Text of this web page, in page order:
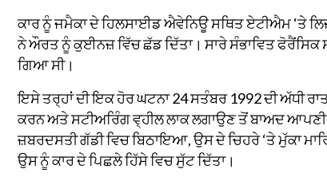
ਕਾਰ ਨੂੰ ਜਮੈਕਾ ਦੇ ਹਿਲਸਾਈਡ ਐਵੇਨਿਊ ਸਥਿਤ ਏਟੀਐਮ ‘ਤੇ
ਨੇ ਔਰਤ ਨੂੰ ਕੁਈਨਜ਼ ਵਿੱਚ ਛੱਡ ਦਿੱਤਾ। ਸਾਰੇ ਸੰਭਾਵਿਤ
ਗਿਆ ਸੀ।
ਇਸੇ ਤਰ੍ਹਾਂ ਦੀ ਇਕ ਹੋਰ ਘਟਨਾ 24 ਸਤੰਬਰ 1992 ਦੀ ਅੱਧੀ
ਕਰਨ ਅਤੇ ਸਟੀਅਰਿੰਗ ਵ੍ਹੀਲ ਲਾਕ ਲਗਾਉਣ ਤੋਂ ਬਾਅਦ
ਜ਼ਬਰਦਸਤੀ ਗੱਡੀ ਵਿਚ ਬਿਠਾਇਆ, ਉਸ ਦੇ ਚਿਹਰੇ ‘ਤੇ ਮੁੱਕਾ
ਉਸ ਨੂੰ ਕਾਰ ਦੇ ਪਿਛਲੇ ਹਿੱਸੇ ਵਿਚ ਸੁੱਟ ਦਿੱਤਾ।